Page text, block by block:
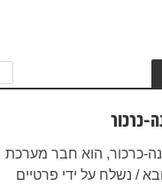
כרכור
כרכור, הוא חבר מערכת
/ נשלח על ידי פרטיים